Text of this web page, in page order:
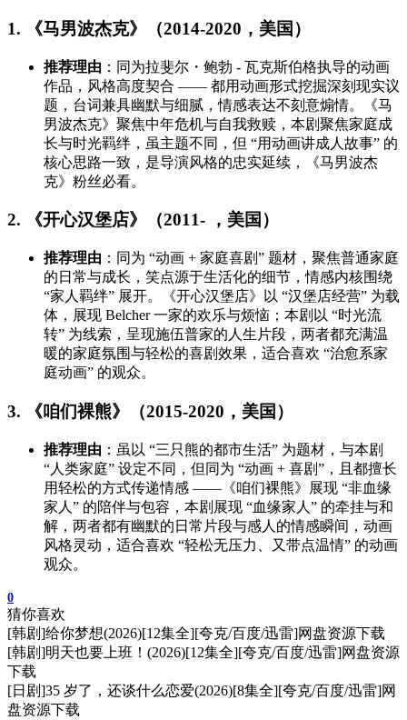
1. 《马男波杰克》（2014-2020，美国）
推荐理由 ：同为拉斐尔・鲍勃 - 瓦克斯伯格执导的动画
作品，风格高度契合 —— 都用动画形式挖掘深刻现实议
题，台词兼具幽默与细腻，情感表达不刻意煽情。《马
男波杰克》聚焦中年危机与自我救赎，本剧聚焦家庭成
长与时光羁绊，虽主题不同，但 “用动画讲成人故事” 的
核心思路一致，是导演风格的忠实延续，《马男波杰
克》粉丝必看。
2. 《开心汉堡店》（2011- ，美国）
推荐理由 ：同为 “动画 + 家庭喜剧” 题材，聚焦普通家庭
的日常与成长，笑点源于生活化的细节，情感内核围绕
“家人羁绊” 展开。《开心汉堡店》以 “汉堡店经营” 为载
体，展现 Belcher 一家的欢乐与烦恼；本剧以 “时光流
转” 为线索，呈现施伍普家的人生片段，两者都充满温
暖的家庭氛围与轻松的喜剧效果，适合喜欢 “治愈系家
庭动画” 的观众。
3. 《咱们裸熊》（2015-2020，美国）
推荐理由 ：虽以 “三只熊的都市生活” 为题材，与本剧
“人类家庭” 设定不同，但同为 “动画 + 喜剧”，且都擅长
用轻松的方式传递情感 ——《咱们裸熊》展现 “非血缘
家人” 的陪伴与包容，本剧展现 “血缘家人” 的牵挂与和
解，两者都有幽默的日常片段与感人的情感瞬间，动画
风格灵动，适合喜欢 “轻松无压力、又带点温情” 的动画
观众。
0
猜你喜欢
[韩剧]给你梦想(2026)[12集全][夸克/百度/迅雷]网盘资源下载
[韩剧]明天也要上班！(2026)[12集全][夸克/百度/迅雷]网盘资源
下载
[日剧]35 岁了，还谈什么恋爱(2026)[8集全][夸克/百度/迅雷]网
盘资源下载